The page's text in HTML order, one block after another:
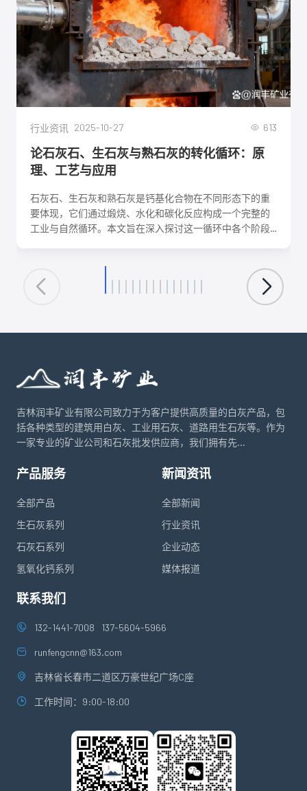
行业资讯 2025-10-27 613
论石灰石、生石灰与熟石灰的转化循环：原
理、工艺与应用
石灰石、生石灰和熟石灰是钙基化合物在不同形态下的重
要体现，它们通过煅烧、水化和碳化反应构成一个完整的
工业与自然循环。本文旨在深入探讨这一循环中各个阶段
优化生产工艺、降低能耗、实现资源可持续利用具有重要
意义。
吉林润丰矿业有限公司致力于为客户提供高质量的白灰产品，包
括各种类型的建筑用白灰、工业用石灰、道路用生石灰等。作为
一家专业的矿业公司和石灰批发供应商，我们拥有先...
产品服务
全部产品
生石灰系列
石灰石系列
氢氧化钙系列
新闻资讯
全部新闻
行业资讯
企业动态
媒体报道
联系我们
132-1441-7008 137-5604-5966
runfengcnn@163.com
吉林省长春市二道区万豪世纪广场C座
工作时间：9:00-18:00